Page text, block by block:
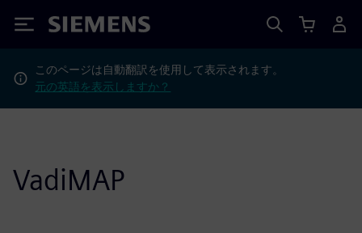
Siemens
このページは自動翻訳を使用して表示されます。
元の英語を表示しますか？
VadiMAP